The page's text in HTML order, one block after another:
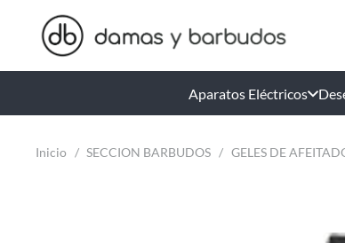
Aparatos Eléctricos
Inicio / SECCION BARBUDOS / GELES DE